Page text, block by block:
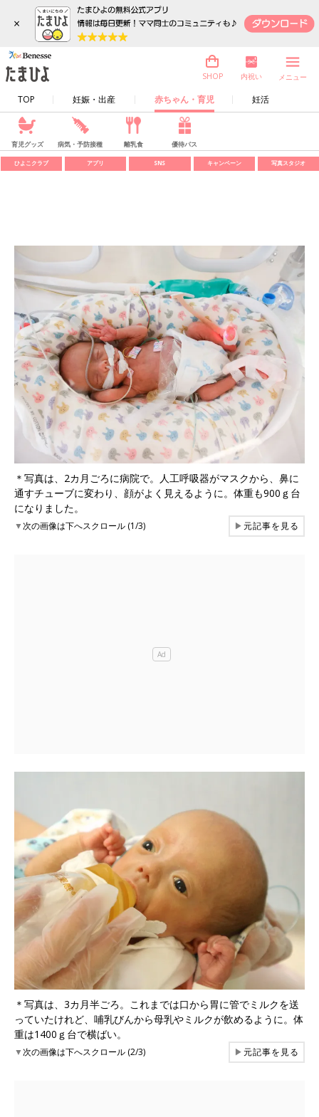
×
TOP 妊娠・出産 赤ちゃん・育児 妊活
SHOP 内祝い メニュー
育児グッズ 病気・予防接種 離乳食 優待パス
ひよこクラブ アプリ SNS キャンペーン 写真スタジオ
＊写真は、2カ月ごろに病院で。人工呼吸器がマスクから、鼻に
通すチューブに変わり、顔がよく見えるように。体重も900ｇ台
になりました。
▼次の画像は下へスクロール (1/3) ▶元記事を見る
＊写真は、3カ月半ごろ。これまでは口から胃に管でミルクを送
っていたけれど、哺乳びんから母乳やミルクが飲めるように。体
重は1400ｇ台で横ばい。
▼次の画像は下へスクロール (2/3) ▶元記事を見る